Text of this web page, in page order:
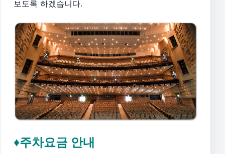
보도록 하겠습니다.
♦주차요금 안내